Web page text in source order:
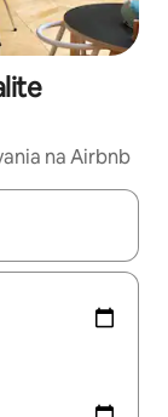
na Airbnb
prechádzať